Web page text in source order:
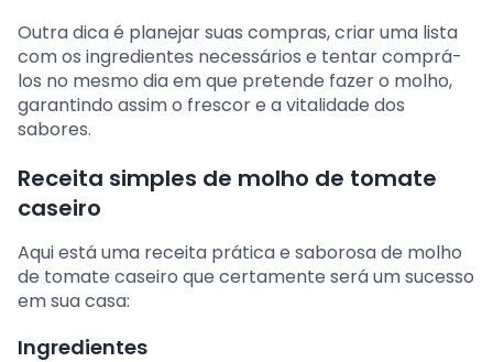
Outra dica é planejar suas compras, criar uma lista
com os ingredientes necessários e tentar comprá-
los no mesmo dia em que pretende fazer o molho,
garantindo assim o frescor e a vitalidade dos
sabores.
Receita simples de molho de tomate
caseiro
Aqui está uma receita prática e saborosa de molho
de tomate caseiro que certamente será um sucesso
em sua casa:
Ingredientes